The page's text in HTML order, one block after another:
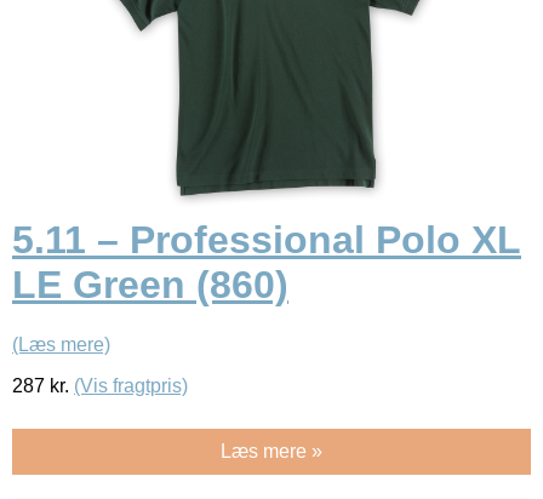
5.11 – Professional Polo XL
LE Green (860)
(Læs mere)
287 kr. (Vis fragtpris)
Læs mere »